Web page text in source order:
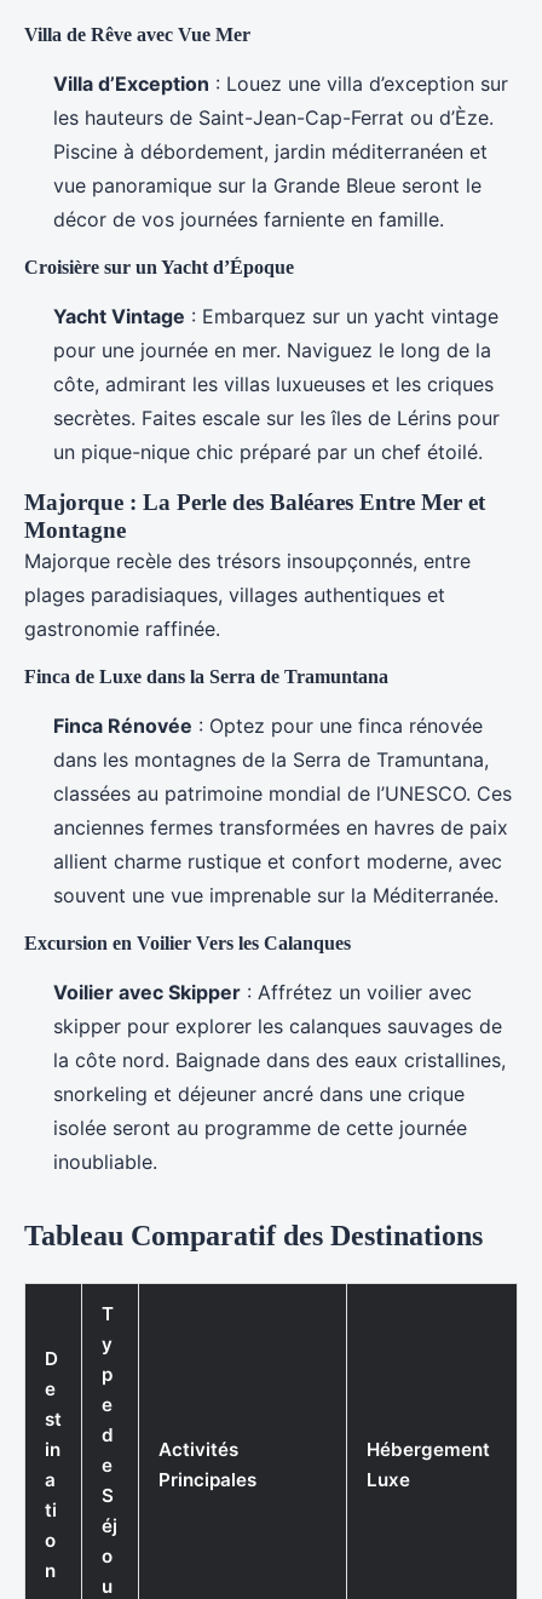
Villa de Rêve avec Vue Mer
Villa d’Exception : Louez une villa d’exception sur
les hauteurs de Saint-Jean-Cap-Ferrat ou d’Èze.
Piscine à débordement, jardin méditerranéen et
vue panoramique sur la Grande Bleue seront le
décor de vos journées farniente en famille.
Croisière sur un Yacht d’Époque
Yacht Vintage : Embarquez sur un yacht vintage
pour une journée en mer. Naviguez le long de la
côte, admirant les villas luxueuses et les criques
secrètes. Faites escale sur les îles de Lérins pour
un pique-nique chic préparé par un chef étoilé.
Majorque : La Perle des Baléares Entre Mer et
Montagne
Majorque recèle des trésors insoupçonnés, entre
plages paradisiaques, villages authentiques et
gastronomie raffinée.
Finca de Luxe dans la Serra de Tramuntana
Finca Rénovée : Optez pour une finca rénovée
dans les montagnes de la Serra de Tramuntana,
classées au patrimoine mondial de l’UNESCO. Ces
anciennes fermes transformées en havres de paix
allient charme rustique et confort moderne, avec
souvent une vue imprenable sur la Méditerranée.
Excursion en Voilier Vers les Calanques
Voilier avec Skipper : Affrétez un voilier avec
skipper pour explorer les calanques sauvages de
la côte nord. Baignade dans des eaux cristallines,
snorkeling et déjeuner ancré dans une crique
isolée seront au programme de cette journée
inoubliable.
Tableau Comparatif des Destinations
D
e
st
in
a
ti
o
n
T
y
p
e
d
e
S
éj
o
u
Activités
Principales
Hébergement
Luxe